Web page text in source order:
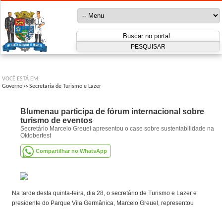
VOCÊ ESTÁ EM:
Governo >>Secretaria de Turismo e Lazer
Blumenau participa de fórum internacional sobre
turismo de eventos
Secretário Marcelo Greuel apresentou o case sobre sustentabilidade na
Oktoberfest
Compartilhar no WhatsApp
Na tarde desta quinta-feira, dia 28, o secretário de Turismo e Lazer e
presidente do Parque Vila Germânica, Marcelo Greuel, representou